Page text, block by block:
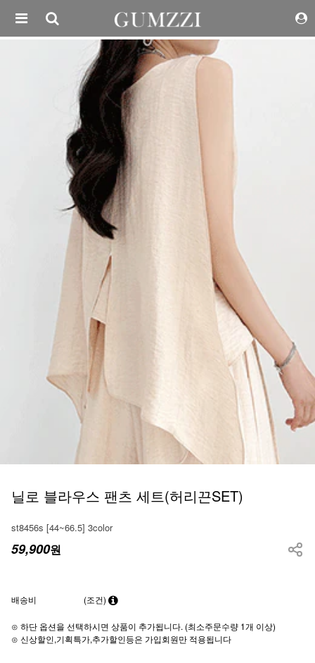
닐로 블라우스 팬츠 세트(허리끈SET)
st8456s [44~66.5] 3color
59,900원
배송비 (조건)
⊙ 하단 옵션을 선택하시면 상품이 추가됩니다. (최소주문수량 1개 이상)
⊙ 신상할인,기획특가,추가할인등은 가입회원만 적용됩니다